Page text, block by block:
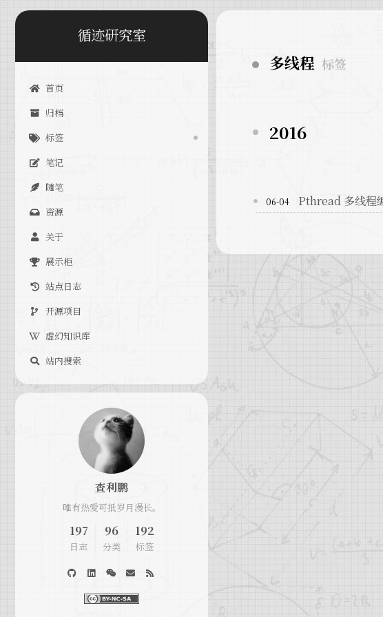
循迹研究室
首页
归档
标签
笔记
随笔
资源
关于
展示柜
站点日志
开源项目
虚幻知识库
站内搜索
多线程 标签
2016
06-04 Pthread 多线程
查利鹏
唯有热爱可抵岁月漫长。
197
日志
96
分类
192
标签